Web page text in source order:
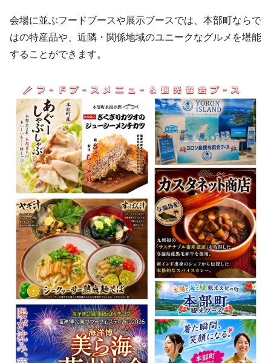
会場に並ぶフードブースや展示ブースでは、本部町ならで
はの特産品や、近隣・関係地域のユニークなグルメを堪能
することができます。